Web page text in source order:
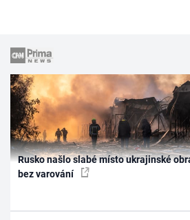
Rusko našlo slabé místo ukrajinské
bez varování